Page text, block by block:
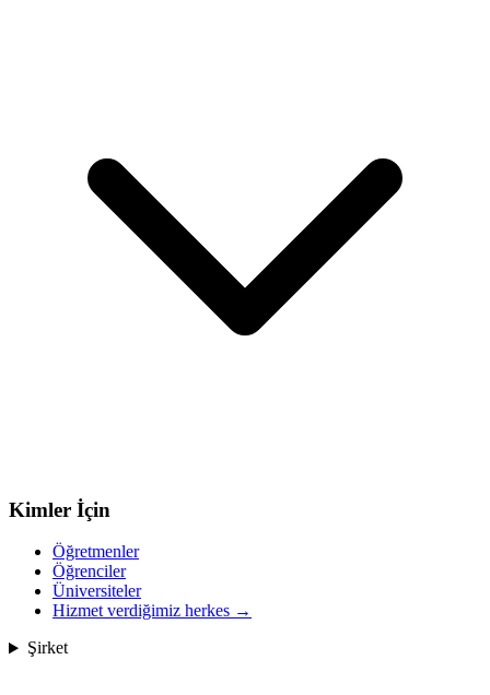
Kimler İçin
Öğretmenler
Öğrenciler
Üniversiteler
Hizmet verdiğimiz herkes →
Şirket